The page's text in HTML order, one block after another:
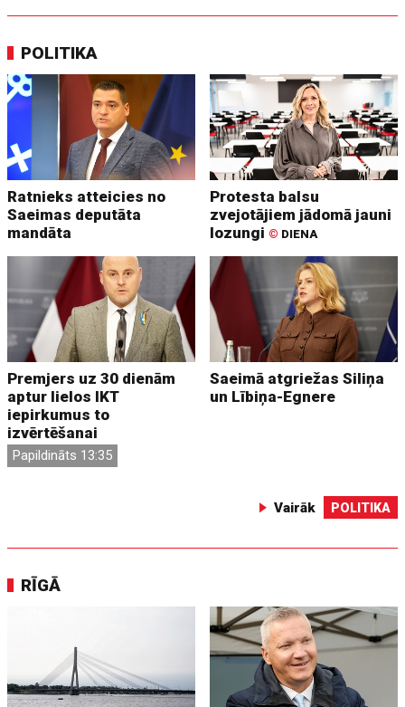
POLITIKA
Ratnieks atteicies no
Saeimas deputāta
mandāta
Protesta balsu
zvejotājiem jādomā jauni
lozungi © DIENA
Premjers uz 30 dienām
aptur lielos IKT
iepirkumus to
izvērtēšanai
Papildināts 13:35
Saeimā atgriežas Siliņa
un Lībiņa-Egnere
Vairāk POLITIKA
RĪGĀ